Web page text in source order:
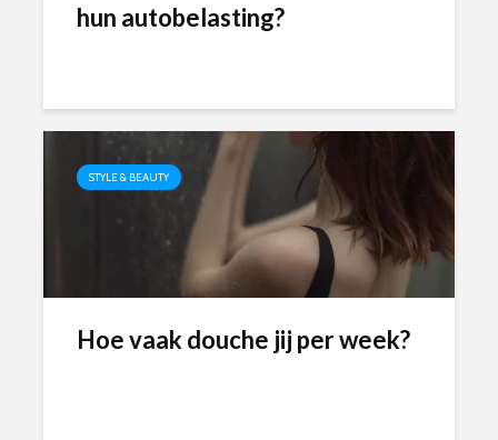
hun autobelasting?
STYLE & BEAUTY
Hoe vaak douche jij per week?